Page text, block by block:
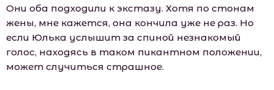
Они оба подходили к экстазу. Хотя по стонам
жены, мне кажется, она кончила уже не раз. Но
если Юлька услышит за спиной незнакомый
голос, находясь в таком пикантном положении,
может случиться страшное.